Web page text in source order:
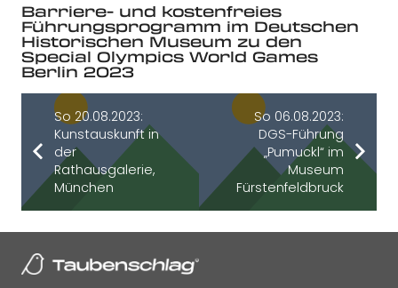
Barriere- und kostenfreies
Führungsprogramm im Deutschen
Historischen Museum zu den
Special Olympics World Games
Berlin 2023
So 20.08.2023:
Kunstauskunft in
der
Rathausgalerie,
München
So 06.08.2023:
DGS-Führung
„Pumuckl“ im
Museum
Fürstenfeldbruck